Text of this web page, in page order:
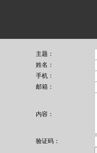
主题：
姓名：
手机：
邮箱：
内容：
验证码：